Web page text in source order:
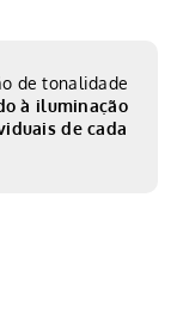
de tonalidade
à iluminação
de cada